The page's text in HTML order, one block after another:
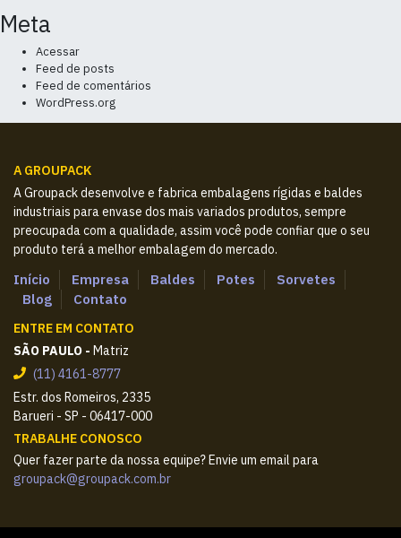
Meta
Acessar
Feed de posts
Feed de comentários
WordPress.org
A GROUPACK
A Groupack desenvolve e fabrica embalagens rígidas e baldes
industriais para envase dos mais variados produtos, sempre
preocupada com a qualidade, assim você pode confiar que o seu
produto terá a melhor embalagem do mercado.
Início Empresa Baldes Potes
Sorvetes
Blog
Contato
ENTRE EM CONTATO
SÃO PAULO - Matriz
(11) 4161-8777
Estr. dos Romeiros, 2335
Barueri - SP - 06417-000
TRABALHE CONOSCO
Quer fazer parte da nossa equipe? Envie um email para
groupack@groupack.com.br